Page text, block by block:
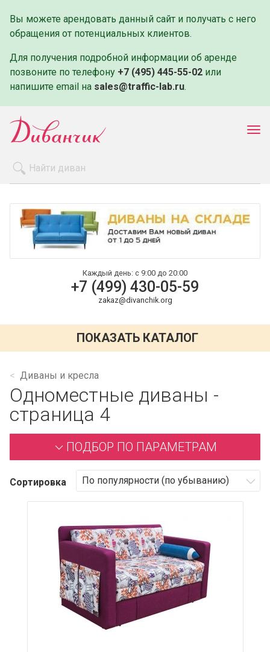
Вы можете арендовать данный сайт и получать с него
обращения от потенциальных клиентов.
Для получения подробной информации об аренде
позвоните по телефону +7 (495) 445-55-02 или
напишите email на sales@traffic-lab.ru.
Оплата и доставка
Контакты
Каждый день: с 9:00 до 20:00
+7 (499) 430-05-59
zakaz@divanchik.org
ПОКАЗАТЬ КАТАЛОГ
Диваны и кресла
Одноместные диваны -
страница 4
ПОДБОР ПО ПАРАМЕТРАМ
Сортировка